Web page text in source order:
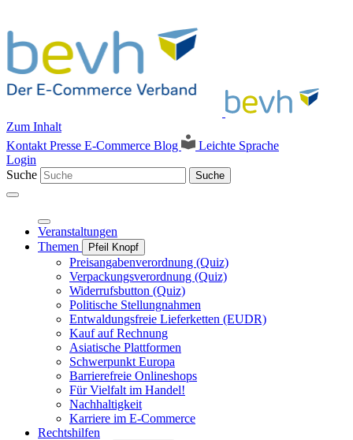
Zum Inhalt
Kontakt Presse E-Commerce Blog
Leichte Sprache
Login
Suche
Suche
Veranstaltungen
Themen
Pfeil Knopf
Preisangabenverordnung (Quiz)
Verpackungsverordnung (Quiz)
Widerrufsbutton (Quiz)
Politische Stellungnahmen
Entwaldungsfreie Lieferketten (EUDR)
Kauf auf Rechnung
Asiatische Plattformen
Schwerpunkt Europa
Barrierefreie Onlineshops
Für Vielfalt im Handel!
Nachhaltigkeit
Karriere im E-Commerce
Rechtshilfen